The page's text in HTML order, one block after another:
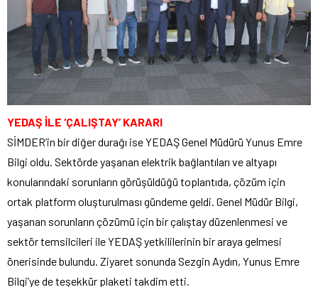
YEDAŞ İLE ‘ÇALIŞTAY’ KARARI
SİMDER’in bir diğer durağı ise YEDAŞ Genel Müdürü Yunus Emre
Bilgi oldu. Sektörde yaşanan elektrik bağlantıları ve altyapı
konularındaki sorunların görüşüldüğü toplantıda, çözüm için
ortak platform oluşturulması gündeme geldi. Genel Müdür Bilgi,
yaşanan sorunların çözümü için bir çalıştay düzenlenmesi ve
sektör temsilcileri ile YEDAŞ yetkililerinin bir araya gelmesi
önerisinde bulundu. Ziyaret sonunda Sezgin Aydın, Yunus Emre
Bilgi’ye de teşekkür plaketi takdim etti.